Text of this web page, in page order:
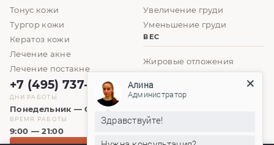
Тонус кожи
Тургор кожи
Кератоз кожи
Лечение акне
Лечение постакне
Увеличение груди
Уменьшение груди
ВЕС
Жировые отложения
+7 (495) 737-61-86
ДНИ РАБОТЫ
Понедельник — Суббота
ВРЕМЯ РАБОТЫ
9:00 — 21:00
Алина
Администратор
Здравствуйте!